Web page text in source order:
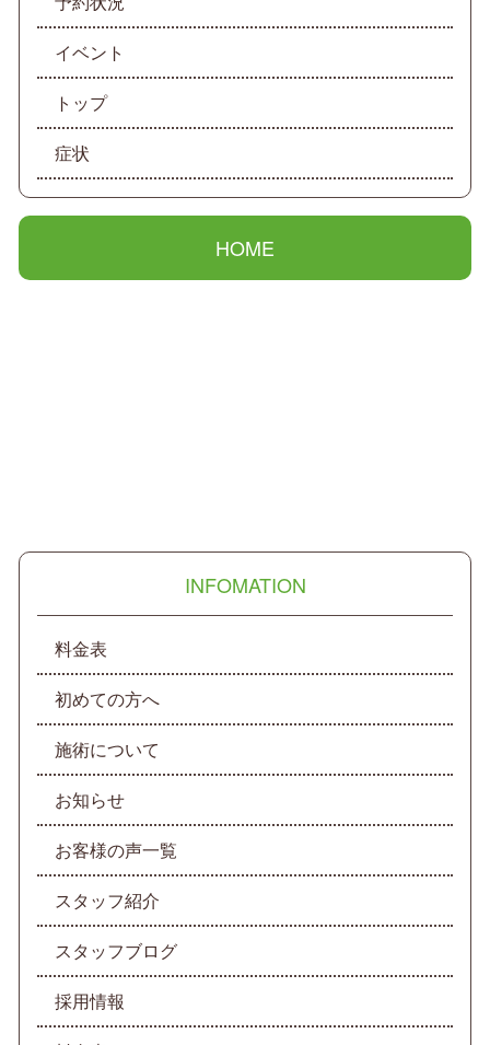
イベント
トップ
症状
HOME
INFOMATION
料金表
初めての方へ
施術について
お知らせ
お客様の声一覧
スタッフ紹介
スタッフブログ
採用情報